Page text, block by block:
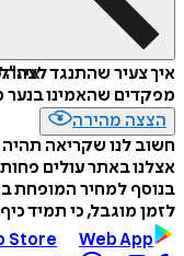
איך צעיר שהתנגד
מפקדים שהאמינו בנער
הצצה מהירה
חשוב לנו שקריאה תהיה
אצלנו באתר עולים
בנוסף למחיר המופחת
לזמן מוגבל, כי תמיד
Store Web App